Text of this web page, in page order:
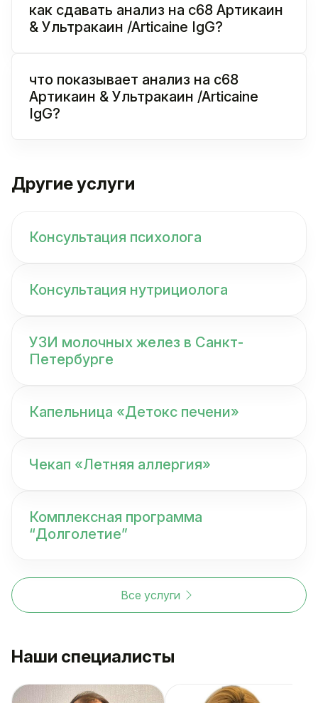
как сдавать анализ на c68 Артикаин
& Ультракаин /Articaine IgG?
что показывает анализ на c68
Артикаин & Ультракаин /Articaine
IgG?
Другие услуги
Консультация психолога
Консультация нутрициолога
УЗИ молочных желез в Санкт-
Петербурге
Капельница «Детокс печени»
Чекап «Летняя аллергия»
Комплексная программа
“Долголетие”
Все услуги
Наши специалисты